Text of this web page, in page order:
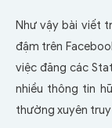
Như vậy bài viết
đậm trên
việc đăng các
nhiều thông tin
thường xuyên